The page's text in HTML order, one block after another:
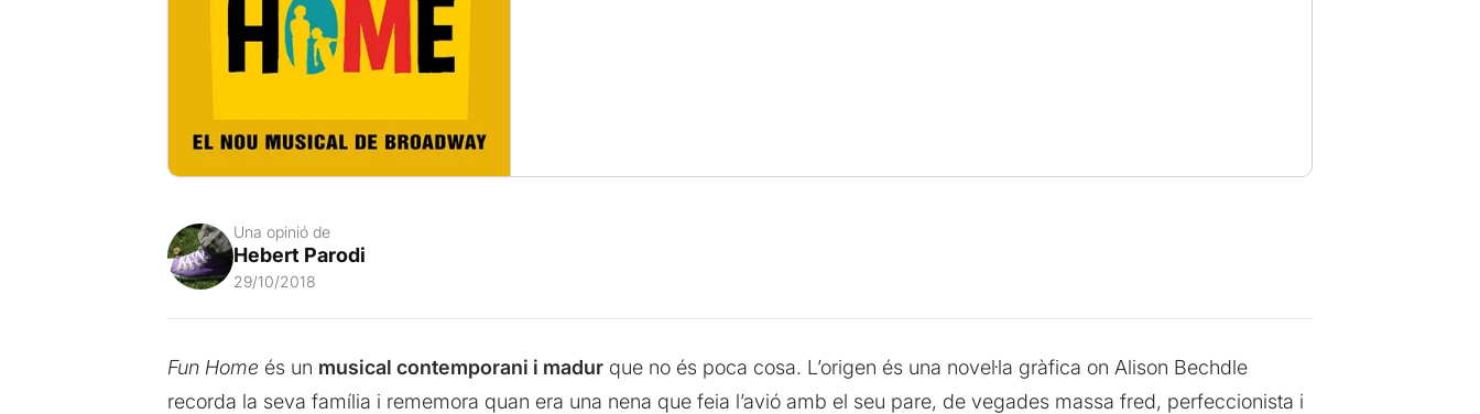
Una opinió de
Hebert Parodi
29/10/2018
Fun Home és un musical contemporani i madurque no és poca cosa. L’origen és una novel·la gràfica on Alison Bechdle
recorda la seva família i rememora quan era una nena que feia l’avió amb el seu pare, de vegades massa fred, perfeccionista i